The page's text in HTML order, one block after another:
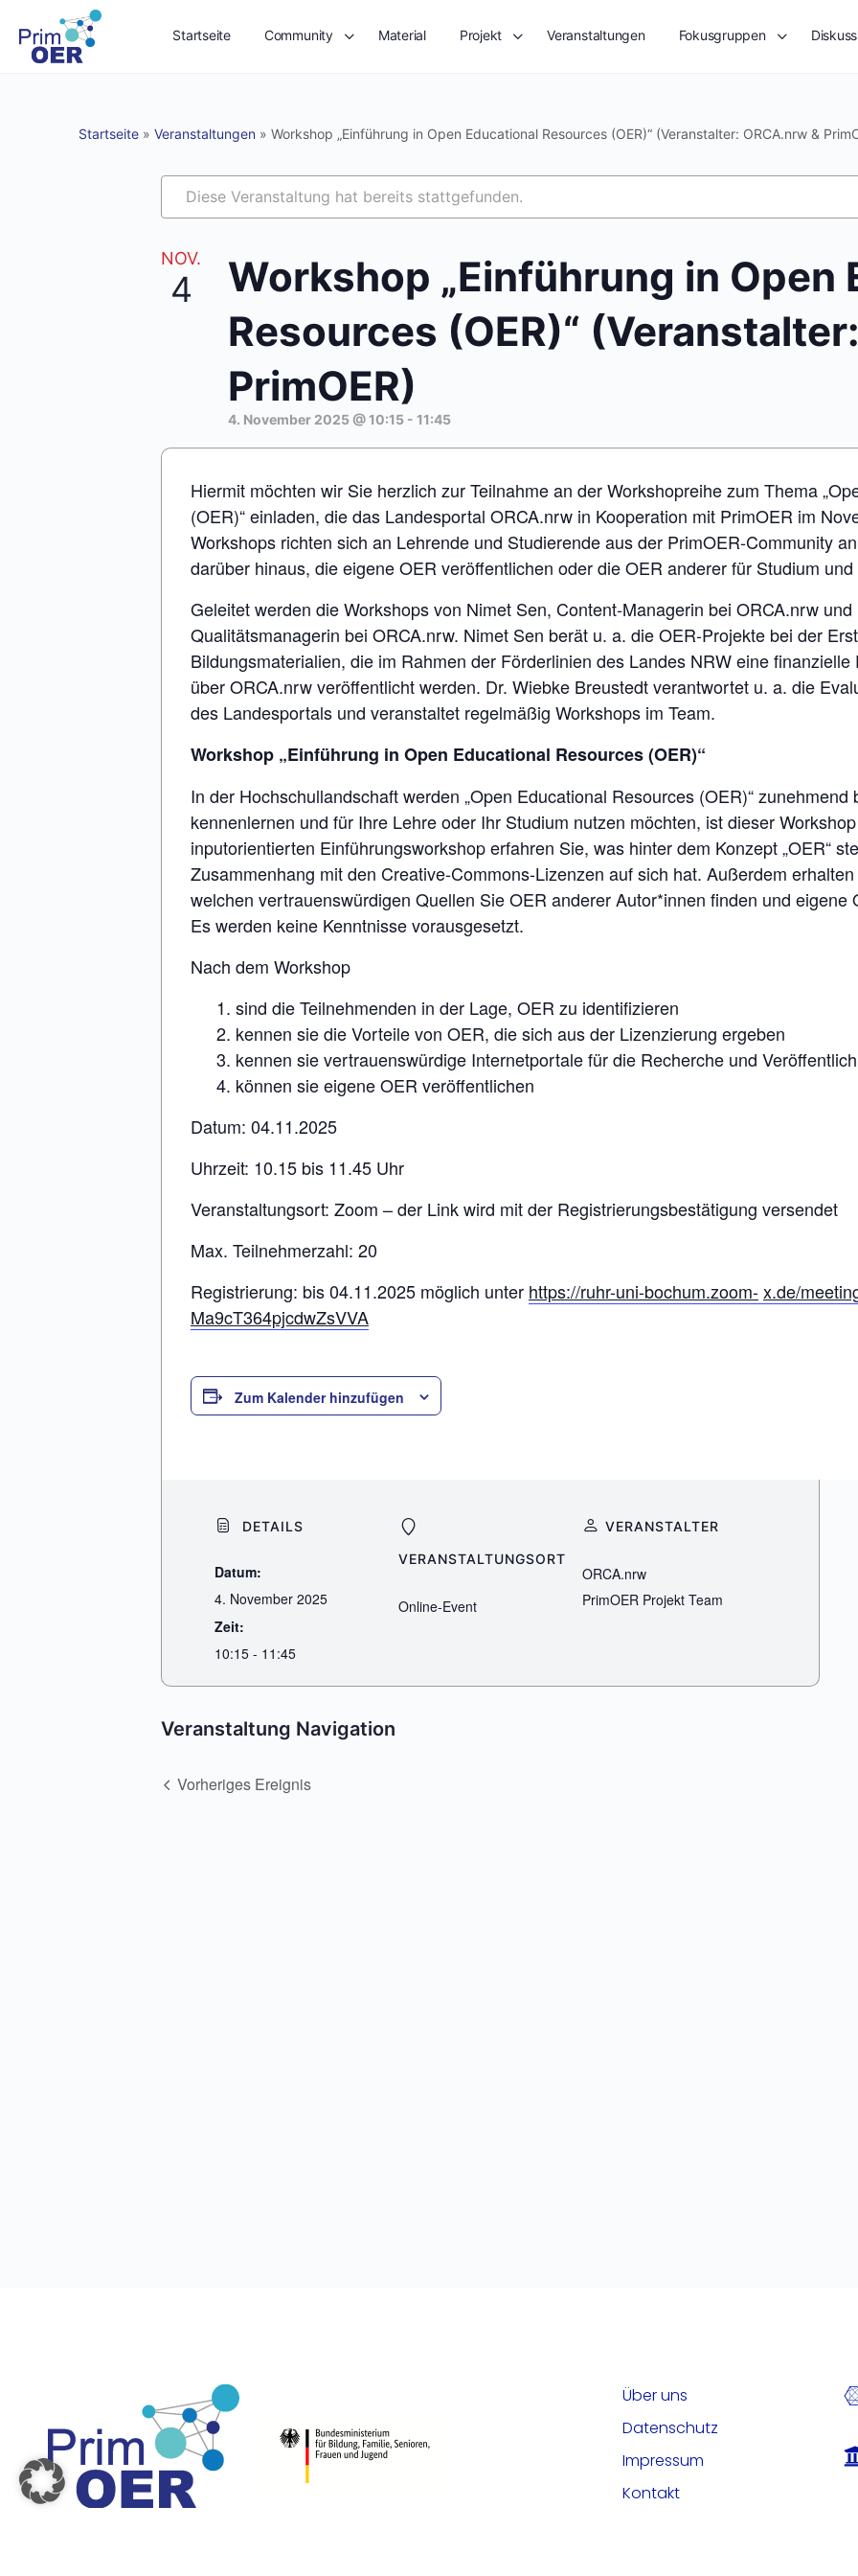
Startseite Community Material Projekt Veranstaltungen Fokusgruppen
Startseite » Veranstaltungen » Workshop „Einführung in Open Educational Resources (OER)“ (Veranstalter: ORCA.nrw &
Diese Veranstaltung hat bereits stattgefunden.
NOV.
4
Workshop „Einführung in Open
Resources (OER)“
PrimOER)
4. November 2025 @ 10:15 - 11:45
Hiermit möchten wir Sie herzlich zur Teilnahme an der Workshopreihe zum Thema
(OER)“ einladen, die das Landesportal ORCA.nrw in Kooperation mit PrimOER im
Workshops richten sich an Lehrende und Studierende aus der PrimOER-Community
darüber hinaus, die eigene OER veröffentlichen oder die OER anderer für Studium
Geleitet werden die Workshops von Nimet Sen, Content-Managerin bei ORCA.nrw
Qualitätsmanagerin bei ORCA.nrw. Nimet Sen berät u. a. die OER-Projekte bei der
Bildungsmaterialien, die im Rahmen der Förderlinien des Landes NRW eine
über ORCA.nrw veröffentlicht werden. Dr. Wiebke Breustedt verantwortet u. a. die
des Landesportals und veranstaltet regelmäßig Workshops im Team.
Workshop „Einführung in Open Educational Resources (OER)“
In der Hochschullandschaft werden „Open Educational Resources (OER)“
kennenlernen und für Ihre Lehre oder Ihr Studium nutzen möchten, ist dieser
inputorientierten Einführungsworkshop erfahren Sie, was hinter dem Konzept „OER“
Zusammenhang mit den Creative-Commons-Lizenzen auf sich hat. Außerdem
welchen vertrauenswürdigen Quellen Sie OER anderer Autor*innen finden und eigene
Es werden keine Kenntnisse vorausgesetzt.
Nach dem Workshop
sind die Teilnehmenden in der Lage, OER zu identifizieren
kennen sie die Vorteile von OER, die sich aus der Lizenzierung ergeben
kennen sie vertrauenswürdige Internetportale für die Recherche und
können sie eigene OER veröffentlichen
Datum: 04.11.2025
Uhrzeit: 10.15 bis 11.45 Uhr
Veranstaltungsort: Zoom – der Link wird mit der Registrierungsbestätigung versendet
Max. Teilnehmerzahl: 20
Registrierung: bis 04.11.2025 möglich unter https://ruhr-uni-bochum.zoom-x.de/
Ma9cT364pjcdwZsVVA
Zum Kalender hinzufügen
DETAILS
Datum:
4. November 2025
Zeit:
10:15 - 11:45
VERANSTALTUNGSORT
Online-Event
VERANSTALTER
ORCA.nrw
PrimOER Projekt Team
Veranstaltung Navigation
Vorheriges Ereignis
Über uns
Datenschutz
Impressum
Kontakt